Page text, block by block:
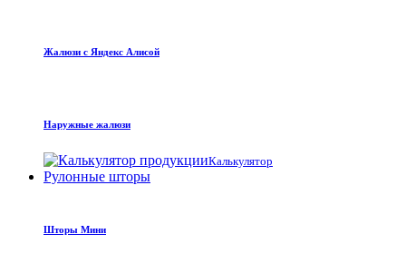
Жалюзи с Яндекс Алисой
Наружные жалюзи
Калькулятор
Рулонные шторы
Шторы Мини